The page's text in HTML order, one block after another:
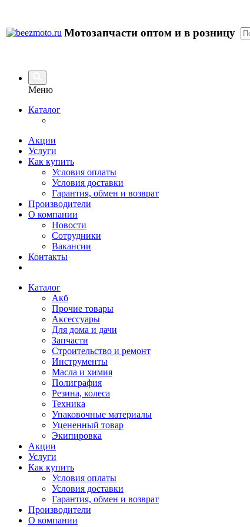
Мотозапчасти оптом и в розницу
Меню
Каталог
Акции
Услуги
Как купить
Условия оплаты
Условия доставки
Гарантия, обмен и возврат
Производители
О компании
Новости
Сотрудники
Вакансии
Контакты
Каталог
Акб
Прочие товары
Аксессуары
Для дома и дачи
Запчасти
Строительство и ремонт
Инструменты
Масла и химия
Полиграфия
Резина, колеса
Техника
Упаковочные материалы
Уцененный товар
Экипировка
Акции
Услуги
Как купить
Условия оплаты
Условия доставки
Гарантия, обмен и возврат
Производители
О компании